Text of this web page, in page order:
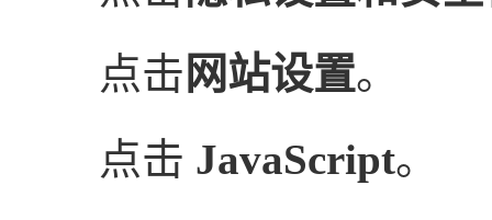
点击 网站设置。
点击 JavaScript。